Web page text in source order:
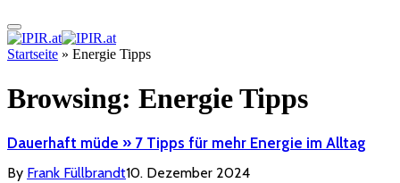
Startseite » Energie Tipps
Browsing: Energie Tipps
Dauerhaft müde » 7 Tipps für mehr Energie im Alltag
By Frank Füllbrandt10. Dezember 2024